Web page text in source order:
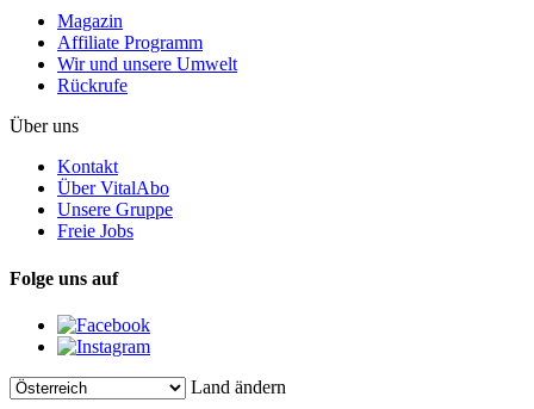
Magazin
Affiliate Programm
Wir und unsere Umwelt
Rückrufe
Über uns
Kontakt
Über VitalAbo
Unsere Gruppe
Freie Jobs
Folge uns auf
Land ändern